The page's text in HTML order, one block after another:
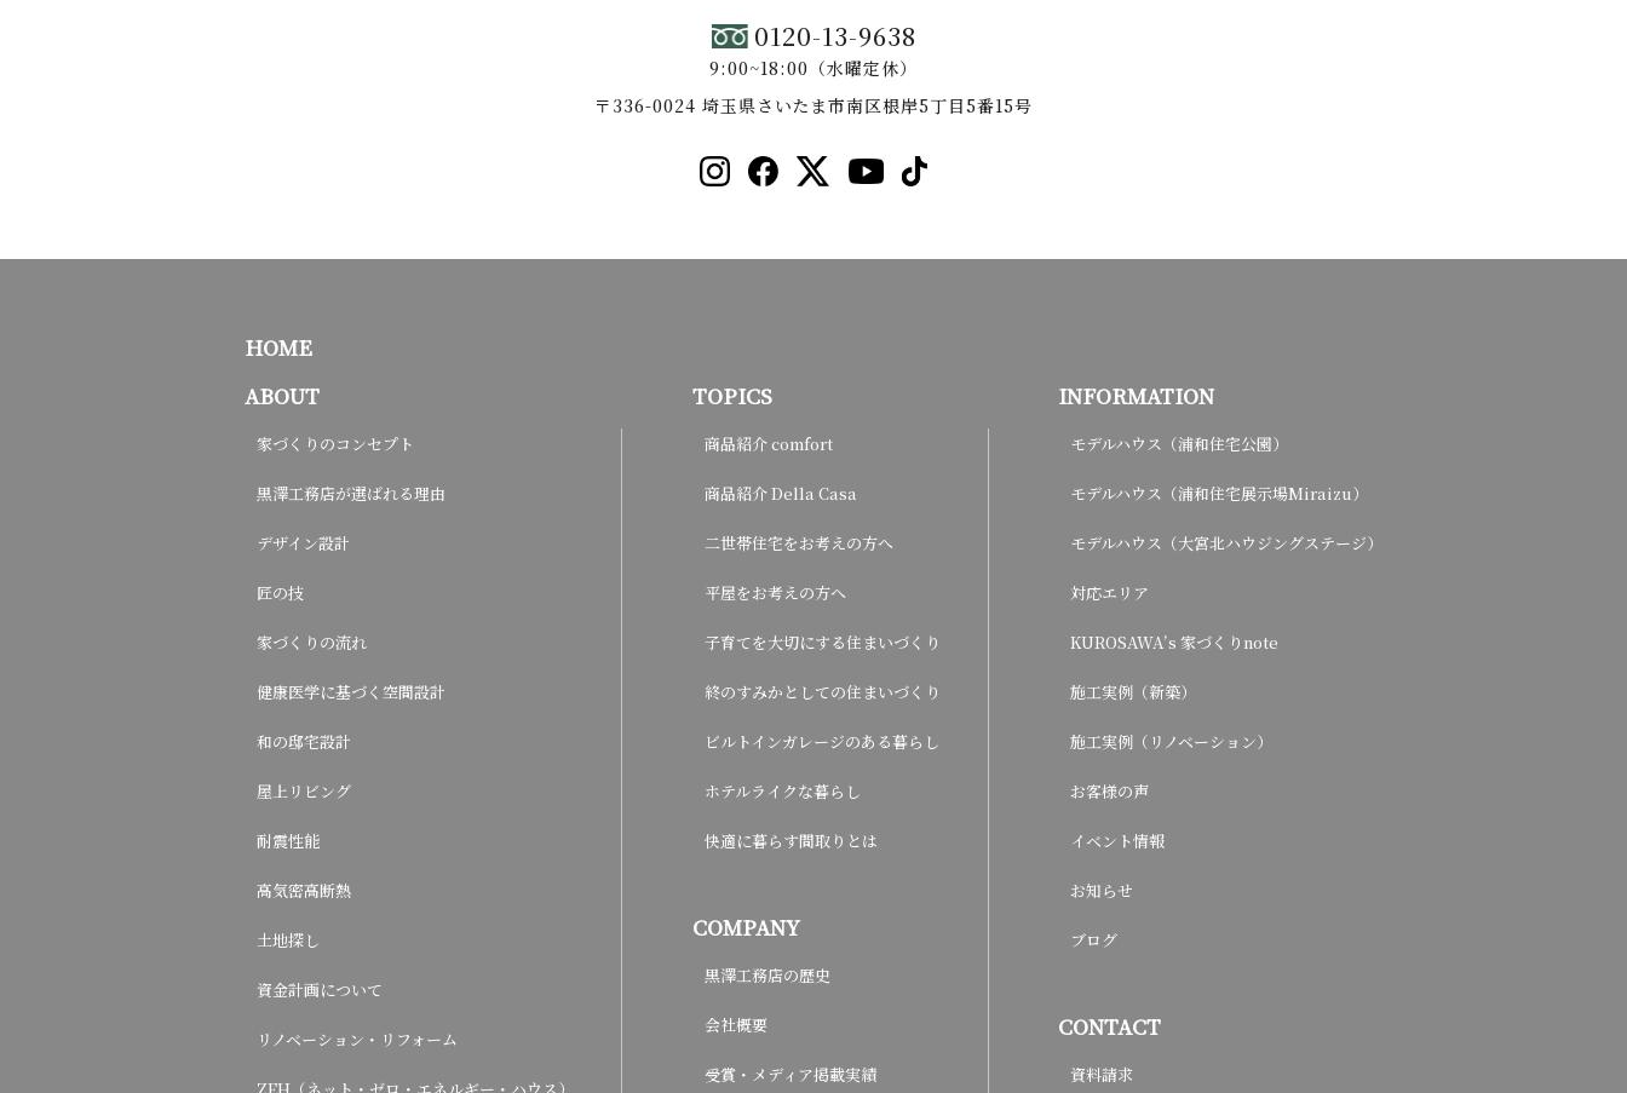
0120-13-9638
9:00~18:00（水曜定休）
〒336-0024 埼玉県さいたま市南区根岸5丁目5番15号
HOME
ABOUT
家づくりのコンセプト
黒澤工務店が選ばれる理由
デザイン設計
匠の技
家づくりの流れ
健康医学に基づく空間設計
和の邸宅設計
屋上リビング
耐震性能
高気密高断熱
土地探し
資金計画について
リノベーション・リフォーム
ZEH（ネット・ゼロ・エネルギー・ハウス）
TOPICS
商品紹介 comfort
商品紹介 Della Casa
二世帯住宅をお考えの方へ
平屋をお考えの方へ
子育てを大切にする住まいづくり
終のすみかとしての住まいづくり
ビルトインガレージのある暮らし
ホテルライクな暮らし
快適に暮らす間取りとは
COMPANY
黒澤工務店の歴史
会社概要
受賞・メディア掲載実績
INFORMATION
モデルハウス（浦和住宅公園）
モデルハウス（浦和住宅展示場Miraizu）
モデルハウス（大宮北ハウジングステージ）
対応エリア
KUROSAWA’s 家づくりnote
施工実例（新築）
施工実例（リノベーション）
お客様の声
イベント情報
お知らせ
ブログ
CONTACT
資料請求